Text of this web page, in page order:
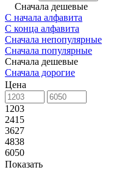
Сначала дешевые
С начала алфавита
С конца алфавита
Сначала непопулярные
Сначала популярные
Сначала дешевые
Сначала дорогие
Цена
1203
2415
3627
4838
6050
Показать